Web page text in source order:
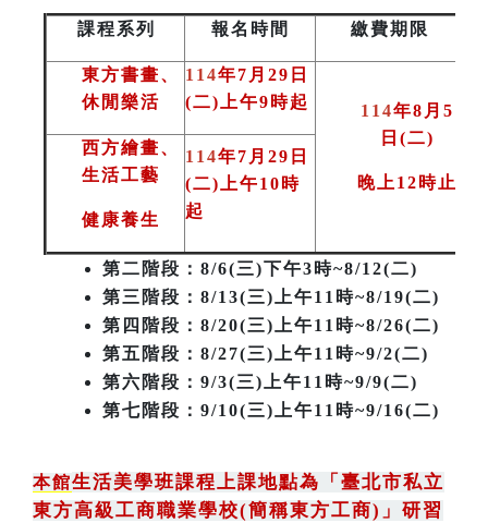
課程系列 報名時間 繳費期限
東方書畫、
休閒樂活
114年7月29日
(二)上午9時起
114年8月5
日(二)
晚上12時止
西方繪畫、
生活工藝
健康養生
114年7月29日
(二)上午10時
起
第二階段 ：8/6(三)下午3時~8/12(二)
第三階段 ：8/13(三)上午11時~8/19(二)
第四階段：8/20(三)上午11時~8/26(二)
第五階段：8/27(三)上午11時~9/2(二)
第六階段：9/3(三)上午11時~9/9(二)
第七階段：9/10(三)上午11時~9/16(二)
本館生活美學班課程上課地點為 「 臺北市私立
東方高級工商職業學校(簡稱東方工商) 」 研習